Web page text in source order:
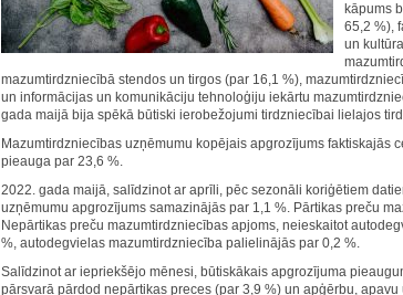
kāpums
65,2 %),
un
mazumtirdzniecībā stendos un tirgos (par 16,1 %),
un informācijas un komunikāciju tehnoloģiju iekārtu
gada maijā bija spēkā būtiski ierobežojumi tirdzniecībai lielajos
Mazumtirdzniecības uzņēmumu kopējais apgrozījums faktiskajās
pieauga par 23,6 %.
2022. gada maijā, salīdzinot ar aprīli, pēc sezonāli koriģētiem
uzņēmumu apgrozījums samazinājās par 1,1 %. Pārtikas preču
Nepārtikas preču mazumtirdzniecības apjoms, neieskaitot
%, autodegvielas mazumtirdzniecība palielinājās par 0,2 %.
Salīdzinot ar iepriekšējo mēnesi, būtiskākais apgrozījuma
pārsvarā pārdod nepārtikas preces (par 3,9 %) un apģērbu,